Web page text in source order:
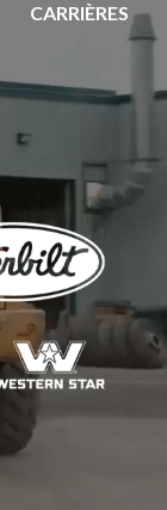
CARRIÈRES